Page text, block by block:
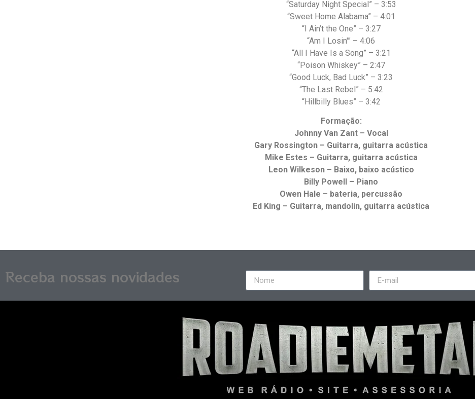
“Saturday Night Special” – 3:53
“Sweet Home Alabama” – 4:01
“I Ain’t the One” – 3:27
“Am I Losin'” – 4:06
“All I Have Is a Song” – 3:21
“Poison Whiskey” – 2:47
“Good Luck, Bad Luck” – 3:23
“The Last Rebel” – 5:42
“Hillbilly Blues” – 3:42
Formação:
Johnny Van Zant – Vocal
Gary Rossington – Guitarra, guitarra acústica
Mike Estes – Guitarra, guitarra acústica
Leon Wilkeson – Baixo, baixo acústico
Billy Powell – Piano
Owen Hale – bateria, percussão
Ed King – Guitarra, mandolin, guitarra acústica
Receba nossas novidades